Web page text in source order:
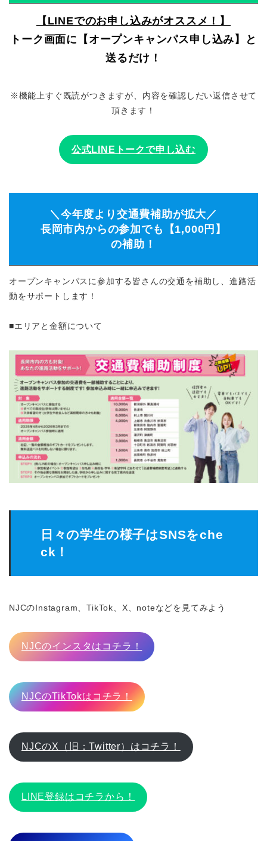
【LINEでのお申し込みがオススメ！】
トーク画面に【オープンキャンパス申し込み】と
送るだけ！
※機能上すぐ既読がつきますが、内容を確認しだい返信させて
頂きます！
公式LINEトークで申し込む
＼今年度より交通費補助が拡大／
長岡市内からの参加でも【1,000円】
の補助！
オープンキャンパスに参加する皆さんの交通を補助し、進路活
動をサポートします！
■エリアと金額について
日々の学生の様子はSNSをche
ck！
NJCのInstagram、TikTok、X、noteなどを見てみよう
NJCのインスタはコチラ！
NJCのTikTokはコチラ！
NJCのX（旧：Twitter）はコチラ！
LINE登録はコチラから！